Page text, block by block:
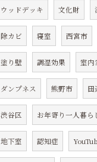
ウッドデッキ 文化財
除カビ 寝室 西宮市
塗り壁 調湿効果 室内
ダンプネス 熊野市 田
渋谷区 お年寄り一人暮ら
地下室 認知症